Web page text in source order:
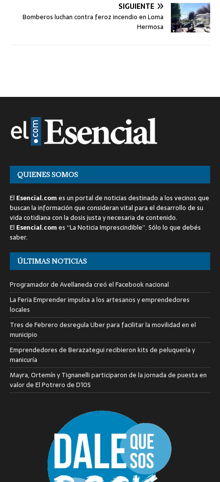
SIGUIENTE
Bomberos luchan contra feroz incendio en Loma
Hermosa
QUIENES SOMOS
El Esencial.comes un portal de noticias destinado a los vecinos que
buscan la información que consideran vital para el desarrollo de su
vida cotidiana con la dosis justa y necesaria de contenido.
El Esencial.comes “La Noticia Imprescindible”. Sólo lo que debés
saber.
ÚLTIMAS NOTICIAS
Programador de Avellaneda creó el Facebook nacional
La Feria Emprender impulsa a los artesanos y emprendedores
locales
Tres de Febrero desregula Uber para facilitar la movilidad en el
municipio
Emprendedores de Berazategui recibieron kits de peluquería y
manicuría
Mayra, Ortemín y Tignanelli participaron de la jornada de puesta en
valor de El Potrero de D10S